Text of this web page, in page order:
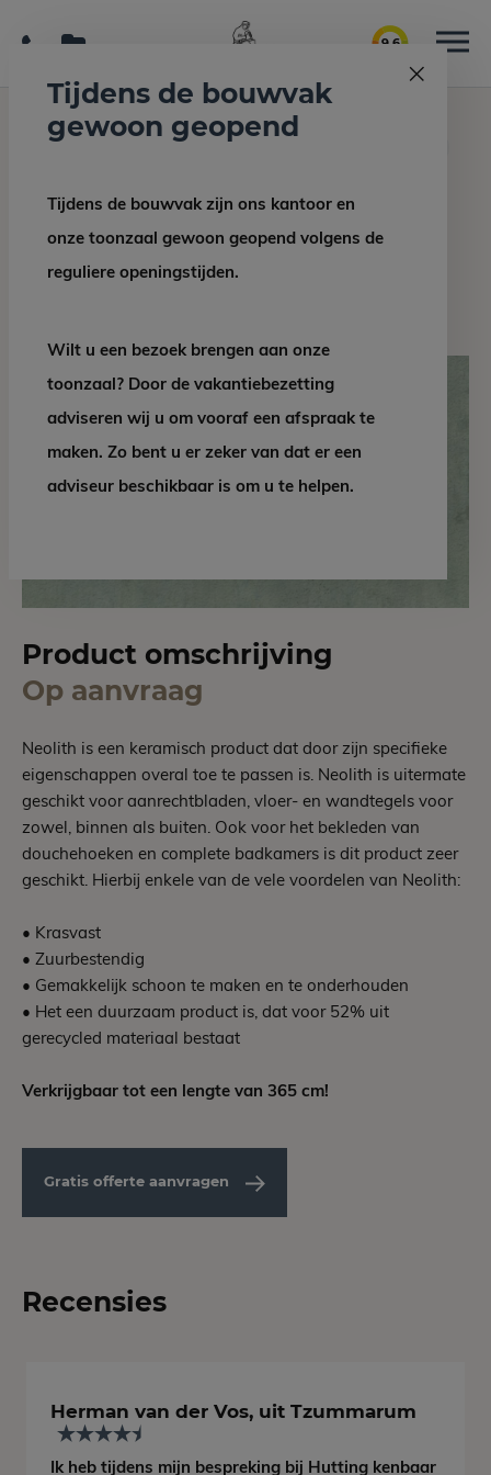
9.6
Home Interieur/bouw Neolith Beton Riverwashed vloer
Neolith Beton
Product omschrijving
Op aanvraag
Neolith is een keramisch product dat door zijn specifieke
eigenschappen overal toe te passen is. Neolith is uitermate
geschikt voor aanrechtbladen, vloer- en wandtegels voor
zowel, binnen als buiten. Ook voor het bekleden van
douchehoeken en complete badkamers is dit product zeer
geschikt. Hierbij enkele van de vele voordelen van Neolith:
• Krasvast
• Zuurbestendig
• Gemakkelijk schoon te maken en te onderhouden
• Het een duurzaam product is, dat voor 52% uit
gerecycled materiaal bestaat
Verkrijgbaar tot een lengte van 365 cm!
Gratis offerte aanvragen
Recensies
Herman van der Vos, uit Tzummarum
Ik heb tijdens mijn bespreking bij Hutting kenbaar
Tijdens de bouwvak
gewoon geopend
Tijdens de bouwvak zijn ons kantoor en
onze toonzaal gewoon geopend volgens de
reguliere openingstijden.
Wilt u een bezoek brengen aan onze
toonzaal? Door de vakantiebezetting
adviseren wij u om vooraf een afspraak te
maken. Zo bent u er zeker van dat er een
adviseur beschikbaar is om u te helpen.